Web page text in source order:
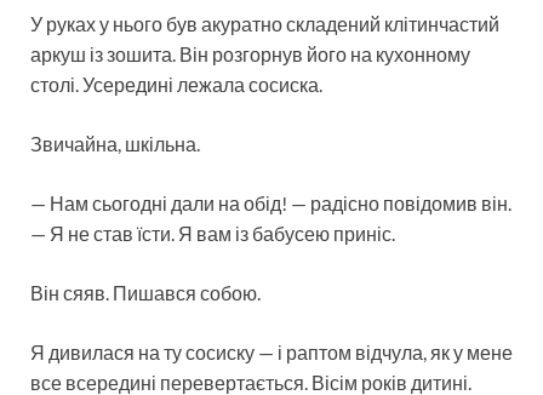
У руках у нього був акуратно складений клітинчастий
аркуш із зошита. Він розгорнув його на кухонному
столі. Усередині лежала сосиска.
Звичайна, шкільна.
— Нам сьогодні дали на обід! — радісно повідомив він.
— Я не став їсти. Я вам із бабусею приніс.
Він сяяв. Пишався собою.
Я дивилася на ту сосиску — і раптом відчула, як у мене
все всередині перевертається. Вісім років дитині.